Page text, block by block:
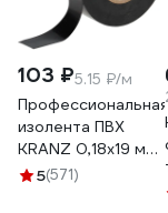
103 ₽5.15 ₽/м
Профессиональная
изолента ПВХ
KRANZ 0,18х19 мм,
20 м, черная KR-
5(571)